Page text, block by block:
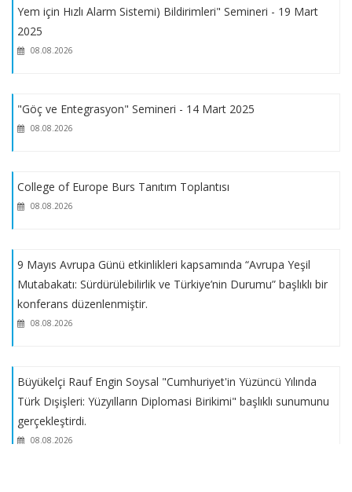
YEŞİLAY LİSANSÜSTÜ TEZ ARAŞTIRMA BURSU DESTEK
PROGRAMI
MARMARA ÜNİVERSİTESİ YEMEK BURSU
2025-2026 EĞİTİM ÖĞRETİM GÜZ YARIYILINDA KESİN KAYIT
HAKKI KAZANAN YEDEK ADAY LİSTESİ
LİSANSÜSTÜ BOŞ KONTENJAN BİLGİLERİ
2025 - 2026 Güz Yarıyılı Yüksek Lisans ve Doktora Başvuruları
Başladı.
Türkiye Yeşilay Cemiyeti Lisansüstü Tez Araştırma Bursu
Destek Programı
ÖĞRENCİ TALEP MODÜLÜ ERİŞİME AÇILDI
Yem için Hızlı Alarm Sistemi) Bildirimleri" Semineri - 19 Mart
2025
08.08.2026
"Göç ve Entegrasyon" Semineri - 14 Mart 2025
08.08.2026
College of Europe Burs Tanıtım Toplantısı
08.08.2026
9 Mayıs Avrupa Günü etkinlikleri kapsamında “Avrupa Yeşil
Mutabakatı: Sürdürülebilirlik ve Türkiye’nin Durumu” başlıklı bir
konferans düzenlenmiştir.
08.08.2026
Büyükelçi Rauf Engin Soysal "Cumhuriyet'in Yüzüncü Yılında
Türk Dışişleri: Yüzyılların Diplomasi Birikimi" başlıklı sunumunu
gerçekleştirdi.
08.08.2026